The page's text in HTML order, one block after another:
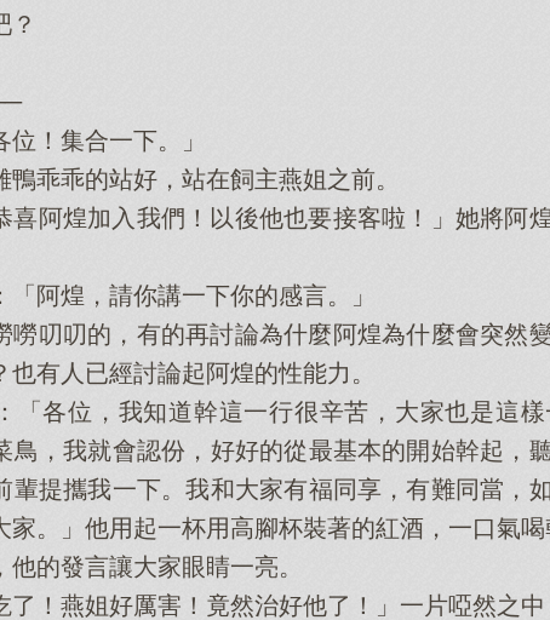
？
！集合一下。」
乖的站好，站在飼主燕姐之前。
阿煌加入我們！以後他也要接客啦！」她將阿
煌，請你講一下你的感言。」
叨叨的，有的再討論為什麼阿煌為什麼會突然
有人已經討論起阿煌的性能力。
各位，我知道幹這一行很辛苦，大家也是這樣
鳥，我就會認份，好好的從最基本的開始幹起，
輩提攜我一下。我和大家有福同享，有難同當，
家。」他用起一杯用高腳杯裝著的紅酒，一口氣喝
的發言讓大家眼睛一亮。
燕姐好厲害！竟然治好他了！」一片啞然之中